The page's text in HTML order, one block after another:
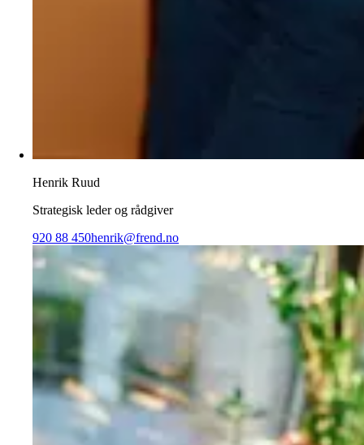
Henrik Ruud
Strategisk leder og rådgiver
920 88 450henrik@frend.no